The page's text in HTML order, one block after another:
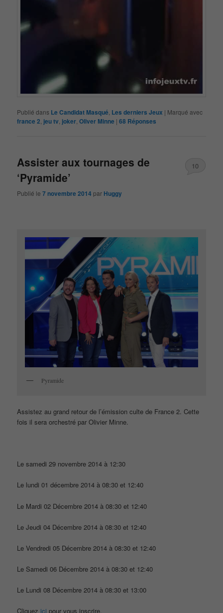
Publié dans Le Candidat Masqué Les derniers Jeux | Marqué avec
france 2 jeu tv joker ,Oliver Minne |68 Réponses
Assister aux tournages de
‘Pyramide’
Publié le7 novembre 2014 par Huggy
10
Pyramide
Assistez au grand retour de l’émission culte de France 2. Cette
fois il sera orchestré par Olivier Minne.
Le samedi 29 novembre 2014 à 12:30
Le lundi 01 décembre 2014 à 08:30 et 12:40
Le Mardi 02 Décembre 2014 à 08:30 et 12:40
Le Jeudi 04 Décembre 2014 à 08:30 et 12:40
Le Vendredi 05 Décembre 2014 à 08:30 et 12:40
Le Samedi 06 Décembre 2014 à 08:30 et 12:40
Le Lundi 08 Décembre 2014 à 08:30 et 13:00
Cliquez icipour vous inscrire.